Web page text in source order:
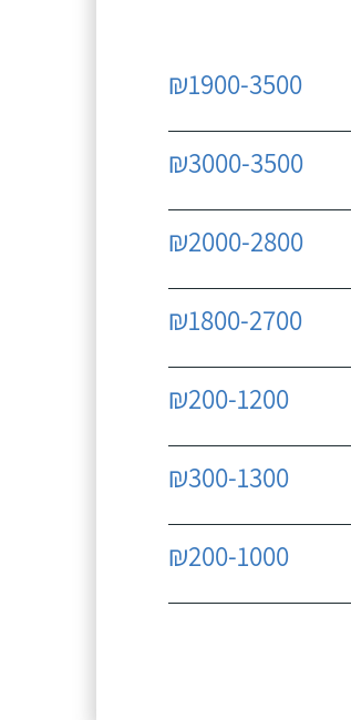
₪1900-3500
₪3000-3500
₪2000-2800
₪1800-2700
₪200-1200
₪300-1300
₪200-1000